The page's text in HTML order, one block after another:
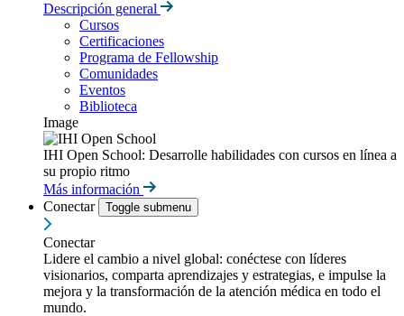
Descripción general
Cursos
Certificaciones
Programa de Fellowship
Comunidades
Eventos
Biblioteca
Image
IHI Open School: Desarrolle habilidades con cursos en línea a
su propio ritmo
Más información
Conectar
Toggle submenu
Conectar
Lidere el cambio a nivel global: conéctese con líderes
visionarios, comparta aprendizajes y estrategias, e impulse la
mejora y la transformación de la atención médica en todo el
mundo.